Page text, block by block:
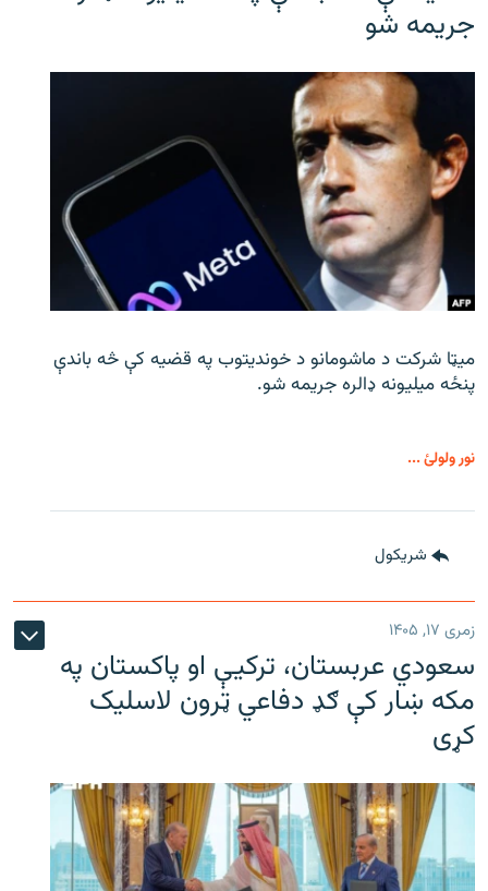
جریمه شو
میټا شرکت د ماشومانو د خوندیتوب په قضیه کې څه باندې
پنځه میلیونه ډالره جریمه شو.
نور ولولئ ...
شريکول
زمری ۱۷, ۱۴۰۵
سعودي عربستان، ترکیې او پاکستان په
مکه ښار کې ګډ دفاعي ټرون لاسلیک
کړی